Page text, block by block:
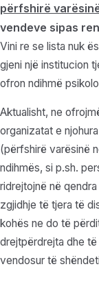
përfshirë
vendeve sipas
Vini re se lista nuk
gjeni një institucion
ofron ndihmë
Aktualisht, ne
organizatat e
(përfshirë varësinë
ndihmës, si p.sh.
ridrejtojnë në
zgjidhje të tjera të
kohës ne do të
drejtpërdrejta dhe
vendosur të